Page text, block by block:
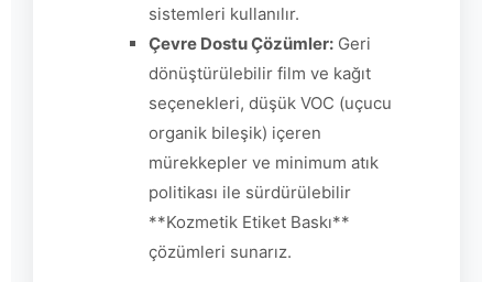
sistemleri kullanılır.
Çevre Dostu Çözümler: Geri
dönüştürülebilir film ve kağıt
seçenekleri, düşük VOC (uçucu
organik bileşik) içeren
mürekkepler ve minimum atık
politikası ile sürdürülebilir
**Kozmetik Etiket Baskı**
çözümleri sunarız.